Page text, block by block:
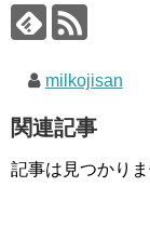
milkojisan
関連記事
記事は見つかりま